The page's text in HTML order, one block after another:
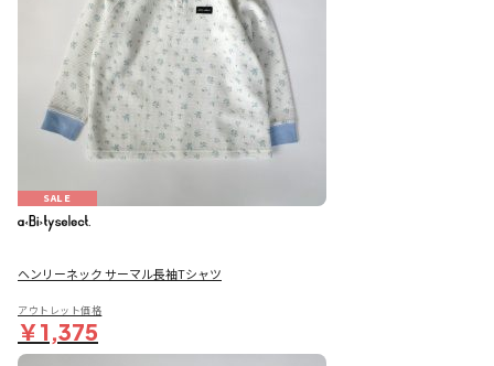
SALE
ヘンリーネック サーマル長袖Tシャツ
アウトレット価格
￥1,375